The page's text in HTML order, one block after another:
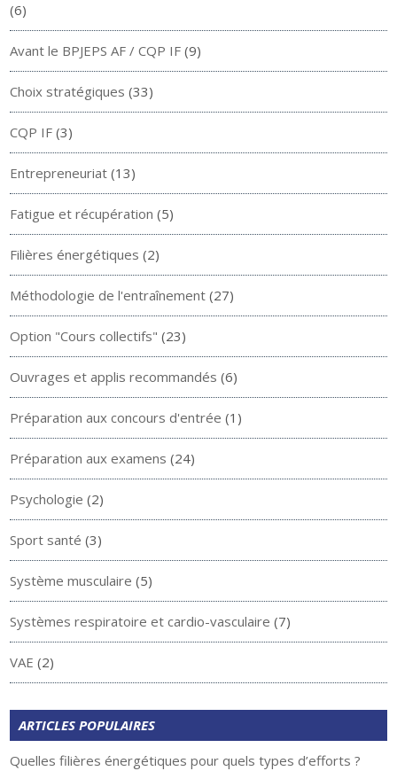
(6)
Avant le BPJEPS AF / CQP IF (9)
Choix stratégiques (33)
CQP IF (3)
Entrepreneuriat (13)
Fatigue et récupération (5)
Filières énergétiques (2)
Méthodologie de l'entraînement (27)
Option "Cours collectifs" (23)
Ouvrages et applis recommandés (6)
Préparation aux concours d'entrée (1)
Préparation aux examens (24)
Psychologie (2)
Sport santé (3)
Système musculaire (5)
Systèmes respiratoire et cardio-vasculaire (7)
VAE (2)
ARTICLES POPULAIRES
Quelles filières énergétiques pour quels types d’efforts ?